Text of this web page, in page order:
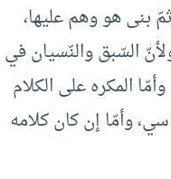
بنى هو وهم عليها،
السّبق والنّسيان في
المكره على الكلام
وأمّا إن كان كلامه